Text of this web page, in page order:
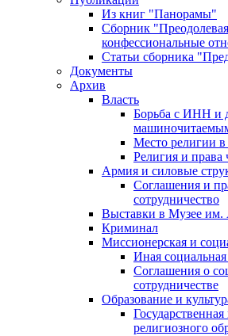
Из книг "Панорамы"
Сборник
конфессиональные
Статьи сборника
Документы
Архив
Власть
Борьба с ИНН и
Место религии
Религия и права
Армия и силовые
Соглашения и
сотрудничество
Выставки в Музее им.
Криминал
Миссионерская и
Иная социальная
Соглашения о
сотрудничестве
Образование и
религиозного